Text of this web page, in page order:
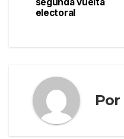
electoral
Por